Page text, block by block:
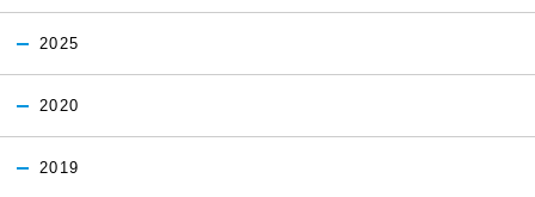
2025
2020
2019